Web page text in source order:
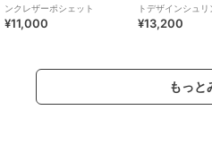
ンクレザーポシェット
¥11,000
トデザインシュ
2wayハンドバッ
¥13,200
もっと